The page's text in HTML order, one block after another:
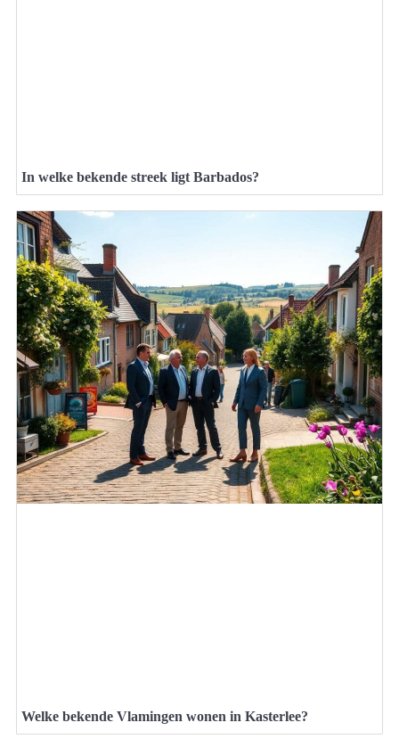
In welke bekende streek ligt Barbados?
Welke bekende Vlamingen wonen in Kasterlee?